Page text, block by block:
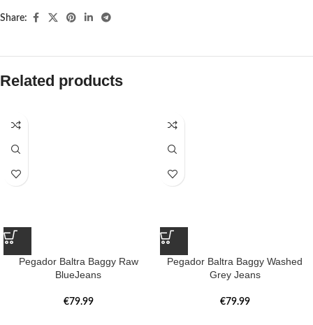
Share:
Related products
Pegador Baltra Baggy Raw
BlueJeans
€79.99
Pegador Baltra Baggy Washed
Grey Jeans
€79.99